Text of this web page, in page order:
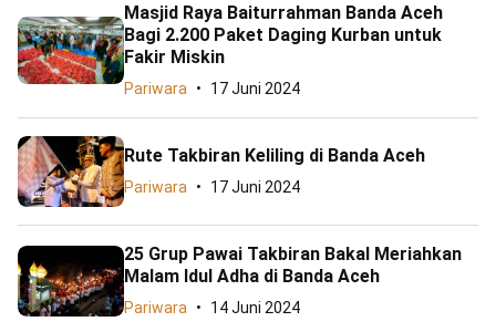
Masjid Raya Baiturrahman Banda Aceh
Bagi 2.200 Paket Daging Kurban untuk
Fakir Miskin
Pariwara 17 Juni 2024
Rute Takbiran Keliling di Banda Aceh
Pariwara 17 Juni 2024
25 Grup Pawai Takbiran Bakal Meriahkan
Malam Idul Adha di Banda Aceh
Pariwara 14 Juni 2024